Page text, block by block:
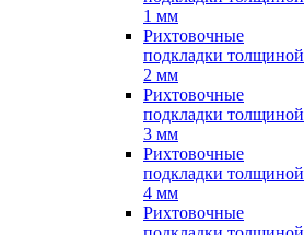
1 мм
Рихтовочные
подкладки толщиной
2 мм
Рихтовочные
подкладки толщиной
3 мм
Рихтовочные
подкладки толщиной
4 мм
Рихтовочные